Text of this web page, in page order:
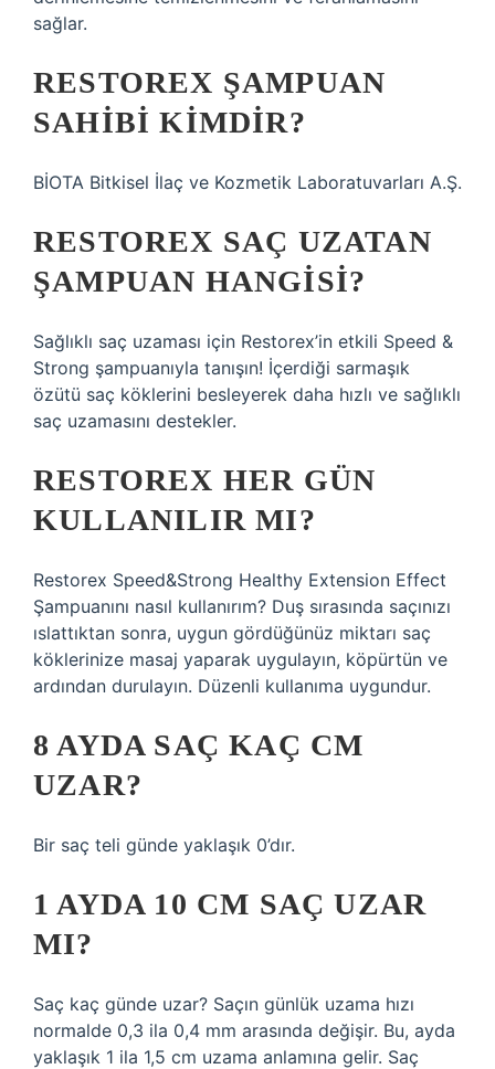
sağlar.
RESTOREX ŞAMPUAN
SAHIBI KIMDIR?
BİOTA Bitkisel İlaç ve Kozmetik Laboratuvarları A.Ş.
RESTOREX SAÇ UZATAN
ŞAMPUAN HANGISI?
Sağlıklı saç uzaması için Restorex’in etkili Speed ​​​​​​&
Strong şampuanıyla tanışın! İçerdiği sarmaşık
özütü saç köklerini besleyerek daha hızlı ve sağlıklı
saç uzamasını destekler.
RESTOREX HER GÜN
KULLANILIR MI?
Restorex Speed&Strong Healthy Extension Effect
Şampuanını nasıl kullanırım? Duş sırasında saçınızı
ıslattıktan sonra, uygun gördüğünüz miktarı saç
köklerinize masaj yaparak uygulayın, köpürtün ve
ardından durulayın. Düzenli kullanıma uygundur.
8 AYDA SAÇ KAÇ CM
UZAR?
Bir saç teli günde yaklaşık 0’dır.
1 AYDA 10 CM SAÇ UZAR
MI?
Saç kaç günde uzar? Saçın günlük uzama hızı
normalde 0,3 ila 0,4 mm arasında değişir. Bu, ayda
yaklaşık 1 ila 1,5 cm uzama anlamına gelir. Saç